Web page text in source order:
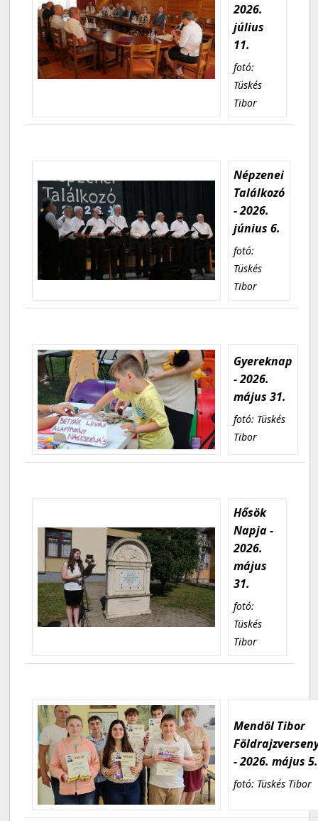
2026.
július
11.
fotó:
Tüskés
Tibor
Népzenei
Találkozó
- 2026.
június 6.
fotó:
Tüskés
Tibor
Gyereknap
- 2026.
május 31.
fotó: Tüskés
Tibor
Hősök
Napja -
2026.
május
31.
fotó:
Tüskés
Tibor
Mendöl Tibor
- 2026. május 5.
fotó: Tüskés Tibor